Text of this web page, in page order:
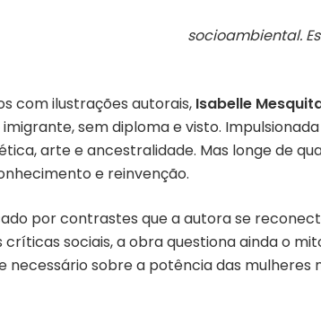
socioambiental.
com ilustrações autorais, Isabelle
sem diploma e visto.
arte e ancestralidade. Mas longe de
e reinvenção.
por contrastes que a autora se
críticas sociais, a obra questiona ainda o
necessário sobre a potência das